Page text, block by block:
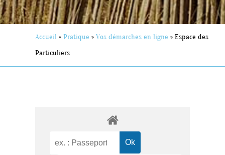
Accueil » Pratique » Vos démarches en ligne » Espace des
Particuliers